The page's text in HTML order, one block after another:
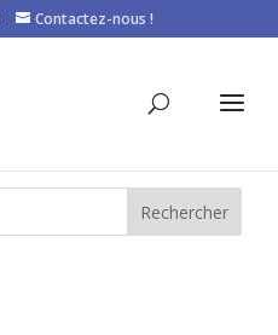
Contactez-nous !
Rechercher